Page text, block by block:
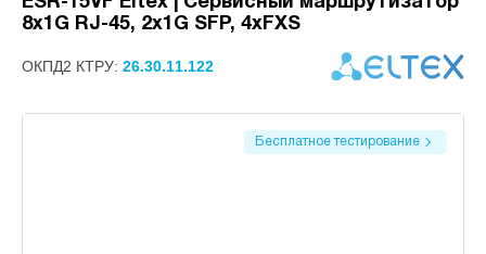
8x1G RJ-45, 2x1G SFP, 4xFXS
ОКПД2 КТРУ: 26.30.11.122
Бесплатное тестирование